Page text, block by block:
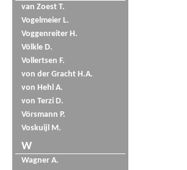
van Zoest T.
Vogelmeier L.
Voggenreiter H.
Völkle D.
Vollertsen F.
von der Gracht H.A.
von Hehl A.
von Terzi D.
Vörsmann P.
Voskuijl M.
W
Wagner A.